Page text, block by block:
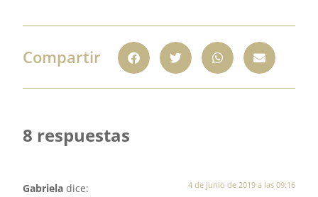
Compartir
8 respuestas
Gabriela dice: 4 de junio de 2019 a las 09:16